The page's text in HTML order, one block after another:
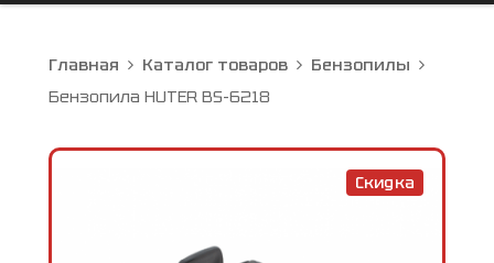
Главная Каталог товаров
Бензопилы
Бензопила HUTER BS-6218
Скидка